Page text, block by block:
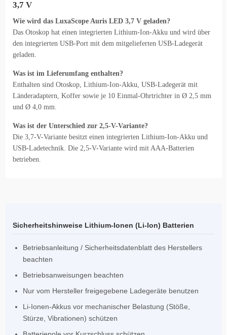
3,7 V
Wie wird das LuxaScope Auris LED 3,7 V geladen?
Das Otoskop hat einen integrierten Lithium-Ion-Akku und wird über
den integrierten USB-Port mit dem mitgelieferten USB-Ladegerät
geladen.
Was ist im Lieferumfang enthalten?
Enthalten sind Otoskop, Lithium-Ion-Akku, USB-Ladegerät mit
Länderadaptern, Koffer sowie je 10 Einmal-Ohrtrichter in Ø 2,5 mm
und Ø 4,0 mm.
Was ist der Unterschied zur 2,5-V-Variante?
Die 3,7-V-Variante besitzt einen integrierten Lithium-Ion-Akku und
USB-Ladetechnik. Die 2,5-V-Variante wird mit AAA-Batterien
betrieben.
Sicherheitshinweise Lithium-Ionen (Li-Ion) Batterien
Betriebsanleitung / Sicherheitsdatenblatt des Herstellers
beachten
Betriebsanweisungen beachten
Nur vom Hersteller freigegebene Ladegeräte benutzen
Li-Ionen-Akkus vor mechanischer Belastung (Stöße,
Stürze, Vibrationen) schützen